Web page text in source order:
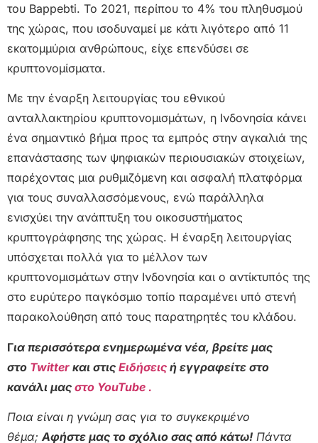
του Bappebti. Το 2021, περίπου το 4% του πληθυσμού
της χώρας, που ισοδυναμεί με κάτι λιγότερο από 11
εκατομμύρια ανθρώπους, είχε επενδύσει σε
κρυπτονομίσματα.
Με την έναρξη λειτουργίας του εθνικού
ανταλλακτηρίου κρυπτονομισμάτων, η Ινδονησία κάνει
ένα σημαντικό βήμα προς τα εμπρός στην αγκαλιά της
επανάστασης των ψηφιακών περιουσιακών στοιχείων,
παρέχοντας μια ρυθμιζόμενη και ασφαλή πλατφόρμα
για τους συναλλασσόμενους, ενώ παράλληλα
ενισχύει την ανάπτυξη του οικοσυστήματος
κρυπτογράφησης της χώρας. Η έναρξη λειτουργίας
υπόσχεται πολλά για το μέλλον των
κρυπτονομισμάτων στην Ινδονησία και ο αντίκτυπός της
στο ευρύτερο παγκόσμιο τοπίο παραμένει υπό στενή
παρακολούθηση από τους παρατηρητές του κλάδου.
Για περισσότερα ενημερωμένα νέα, βρείτε μας
στο Twitter και στις Ειδήσεις ή εγγραφείτε στο
κανάλι μας στο YouTube .
Ποια είναι η γνώμη σας για το συγκεκριμένο
θέμα;Αφήστε μας το σχόλιο σας από κάτω! Πάντα